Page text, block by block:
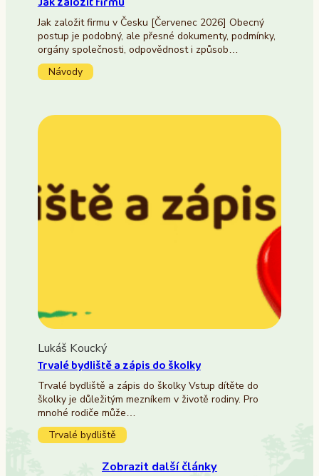
Jak založit firmu v Česku [Červenec 2026] Obecný
postup je podobný, ale přesné dokumenty, podmínky,
orgány společnosti, odpovědnost i způsob…
Návody
Lukáš Koucký
Trvalé bydliště a zápis do školky
Trvalé bydliště a zápis do školky Vstup dítěte do
školky je důležitým mezníkem v životě rodiny. Pro
mnohé rodiče může…
Trvalé bydliště
Zobrazit další články